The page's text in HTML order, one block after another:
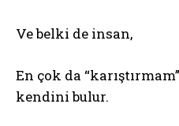
Ve belki de insan,
En çok da
kendini bulur.